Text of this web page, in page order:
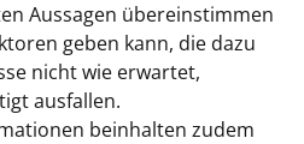
Aussagen übereinstimmen
geben kann, die dazu
nicht wie erwartet,
ausfallen.
beinhalten zudem